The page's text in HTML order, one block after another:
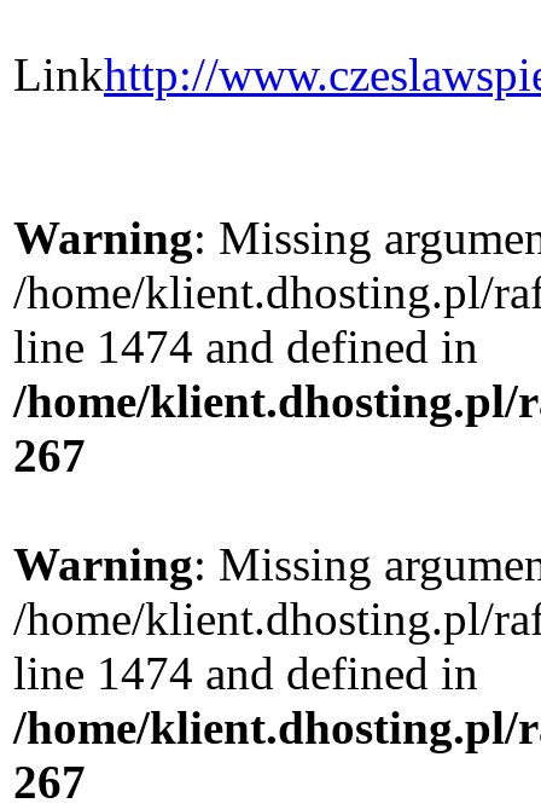
Linkhttp://
Warning: Missing
/home/klient.dhosting.pl/
line 1474 and defined in
/home/klient.dhosting.pl/
267
Warning: Missing
/home/klient.dhosting.pl/
line 1474 and defined in
/home/klient.dhosting.pl/
267